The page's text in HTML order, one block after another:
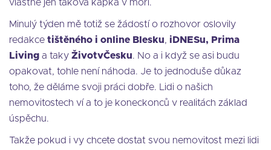
vlastně jen taková kapka v moři.
Minulý týden mě totiž se žádostí o rozhovor oslovily
redakce tištěného i online Blesku, iDNESu, Prima
Living a taky ŽivotvČesku. No a i když se asi budu
opakovat, tohle není náhoda. Je to jednoduše důkaz
toho, že děláme svoji práci dobře. Lidi o našich
nemovitostech ví a to je koneckonců v realitách základ
úspěchu.
Takže pokud i vy chcete dostat svou nemovitost mezi lidi